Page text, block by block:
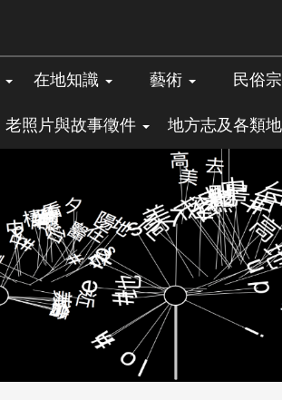
在地知識 藝術 民俗
老照片與故事徵件 地方志及各類